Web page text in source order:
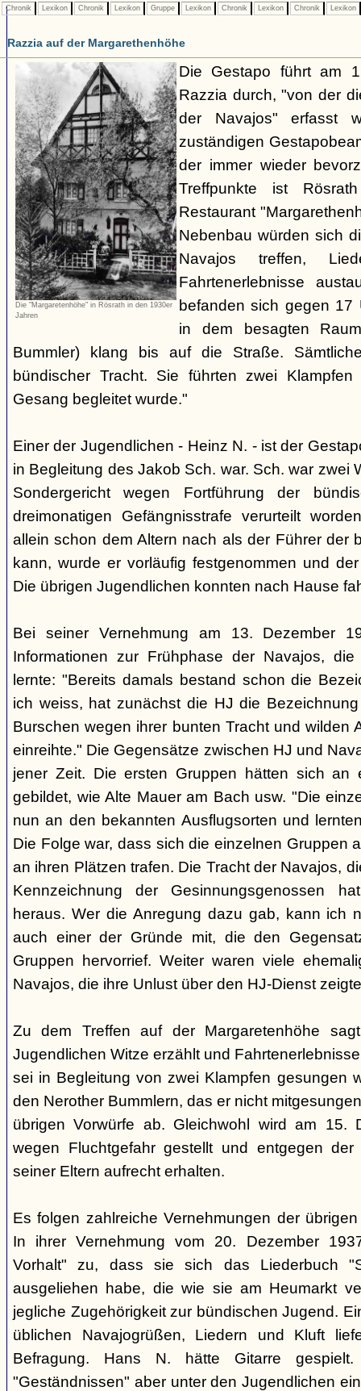
Chronik Lexikon Chronik Lexikon Gruppe Lexikon Chronik Lexikon Chronik Lexikon
Razzia auf der Margarethenhöhe
Die "Margaretenhöhe" in Rösrath in den 1930er
Jahren
Die Gestapo führt am
Razzia durch, "von der
der Navajos" erfasst
zuständigen
der immer wieder
Treffpunkte ist
Restaurant
Nebenbau würden sich
Navajos treffen,
Fahrtenerlebnisse
befanden sich gegen 17
in dem besagten
Bummler) klang bis auf die Straße.
bündischer Tracht. Sie führten zwei
Gesang begleitet wurde."
Einer der Jugendlichen - Heinz N. - ist der
in Begleitung des Jakob Sch. war. Sch. war zwei
Sondergericht wegen Fortführung der
dreimonatigen Gefängnisstrafe verurteilt
allein schon dem Altern nach als der Führer der
kann, wurde er vorläufig festgenommen und
Die übrigen Jugendlichen konnten nach Hause
Bei seiner Vernehmung am 13. Dezember
Informationen zur Frühphase der Navajos,
lernte: "Bereits damals bestand schon die
ich weiss, hat zunächst die HJ die
Burschen wegen ihrer bunten Tracht und wilden
einreihte." Die Gegensätze zwischen HJ und
jener Zeit. Die ersten Gruppen hätten sich an
gebildet, wie Alte Mauer am Bach usw. "Die
nun an den bekannten Ausflugsorten und
Die Folge war, dass sich die einzelnen Gruppen
an ihren Plätzen trafen. Die Tracht der Navajos,
Kennzeichnung der Gesinnungsgenossen
heraus. Wer die Anregung dazu gab, kann ich
auch einer der Gründe mit, die den
Gruppen hervorrief. Weiter waren viele
Navajos, die ihre Unlust über den HJ-Dienst
Zu dem Treffen auf der Margaretenhöhe
Jugendlichen Witze erzählt und
sei in Begleitung von zwei Klampfen gesungen
den Nerother Bummlern, das er nicht
übrigen Vorwürfe ab. Gleichwohl wird am 15.
wegen Fluchtgefahr gestellt und entgegen
seiner Eltern aufrecht erhalten.
Es folgen zahlreiche Vernehmungen der
In ihrer Vernehmung vom 20. Dezember
Vorhalt" zu, dass sie sich das Liederbuch
ausgeliehen habe, die wie sie am Heumarkt
jegliche Zugehörigkeit zur bündischen Jugend.
üblichen Navajogrüßen, Liedern und Kluft
Befragung. Hans N. hätte Gitarre
"Geständnissen" aber unter den Jugendlichen